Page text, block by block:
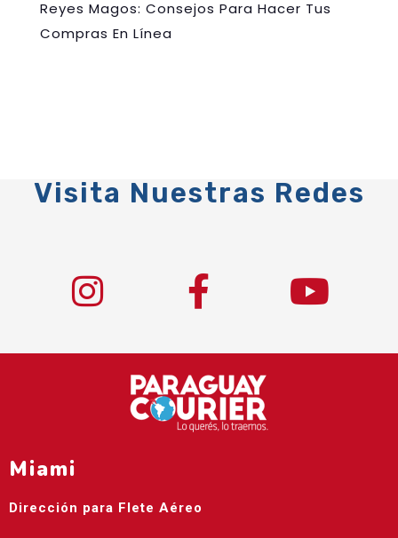
Reyes Magos: Consejos Para Hacer Tus
Compras En Línea
Visita Nuestras Redes
Miami
Dirección para Flete Aéreo